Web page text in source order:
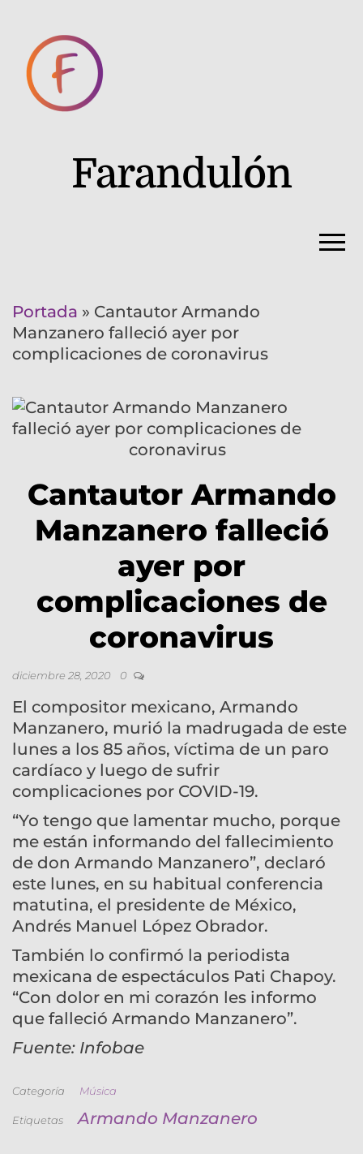
Farandulón
Portada » Cantautor Armando
Manzanero falleció ayer por
complicaciones de coronavirus
Cantautor Armando
Manzanero falleció
ayer por
complicaciones de
coronavirus
diciembre 28, 2020 0
El compositor mexicano, Armando
Manzanero, murió la madrugada de este
lunes a los 85 años, víctima de un paro
cardíaco y luego de sufrir
complicaciones por COVID-19.
“Yo tengo que lamentar mucho, porque
me están informando del fallecimiento
de don Armando Manzanero”, declaró
este lunes, en su habitual conferencia
matutina, el presidente de México,
Andrés Manuel López Obrador.
También lo confirmó la periodista
mexicana de espectáculos Pati Chapoy.
“Con dolor en mi corazón les informo
que falleció Armando Manzanero”.
Fuente: Infobae
Categoría Música
Etiquetas Armando Manzanero